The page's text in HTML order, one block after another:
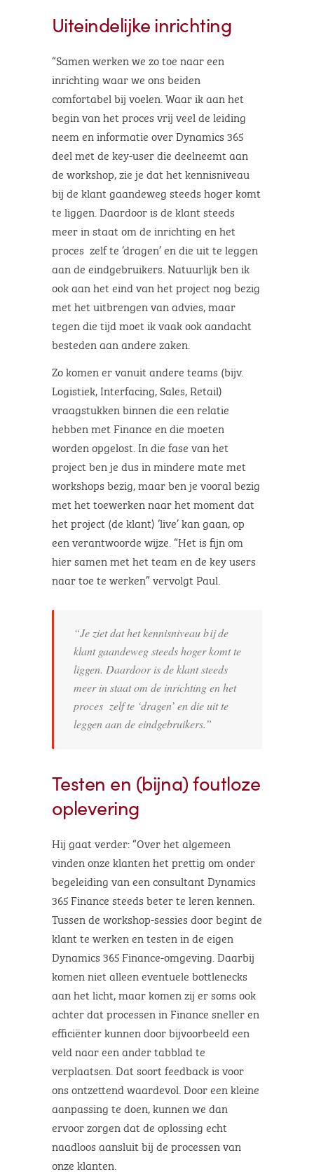
Uiteindelijke inrichting
“Samen werken we zo toe naar een
inrichting waar we ons beiden
comfortabel bij voelen. Waar ik aan het
begin van het proces vrij veel de leiding
neem en informatie over Dynamics 365
deel met de key-user die deelneemt aan
de workshop, zie je dat het kennisniveau
bij de klant gaandeweg steeds hoger komt
te liggen. Daardoor is de klant steeds
meer in staat om de inrichting en het
proces zelf te ‘dragen’ en die uit te leggen
aan de eindgebruikers. Natuurlijk ben ik
ook aan het eind van het project nog bezig
met het uitbrengen van advies, maar
tegen die tijd moet ik vaak ook aandacht
besteden aan andere zaken.
Zo komen er vanuit andere teams (bijv.
Logistiek, Interfacing, Sales, Retail)
vraagstukken binnen die een relatie
hebben met Finance en die moeten
worden opgelost. In die fase van het
project ben je dus in mindere mate met
workshops bezig, maar ben je vooral bezig
met het toewerken naar het moment dat
het project (de klant) ‘live’ kan gaan, op
een verantwoorde wijze. “Het is fijn om
hier samen met het team en de key users
naar toe te werken” vervolgt Paul.
“Je ziet dat het kennisniveau bij de
klant gaandeweg steeds hoger komt te
liggen. Daardoor is de klant steeds
meer in staat om de inrichting en het
proces zelf te ‘dragen’ en die uit te
leggen aan de eindgebruikers.”
Testen en (bijna) foutloze
oplevering
Hij gaat verder: “Over het algemeen
vinden onze klanten het prettig om onder
begeleiding van een consultant Dynamics
365 Finance steeds beter te leren kennen.
Tussen de workshop-sessies door begint de
klant te werken en testen in de eigen
Dynamics 365 Finance-omgeving. Daarbij
komen niet alleen eventuele bottlenecks
aan het licht, maar komen zij er soms ook
achter dat processen in Finance sneller en
efficiënter kunnen door bijvoorbeeld een
veld naar een ander tabblad te
verplaatsen. Dat soort feedback is voor
ons ontzettend waardevol. Door een kleine
aanpassing te doen, kunnen we dan
ervoor zorgen dat de oplossing echt
naadloos aansluit bij de processen van
onze klanten.